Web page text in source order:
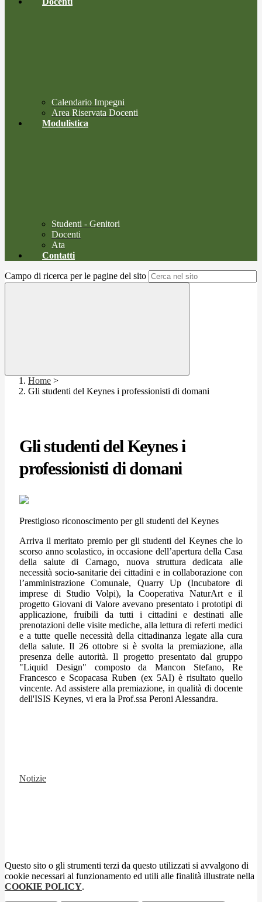
Calendario Impegni
Area Riservata Docenti
Modulistica
Studenti - Genitori
Docenti
Ata
Contatti
Campo di ricerca per le pagine del sito
Home >
Gli studenti del Keynes i professionisti di domani
Gli studenti del Keynes i
professionisti di domani
Prestigioso riconoscimento per gli studenti del Keynes
Arriva il meritato premio per gli studenti del Keynes che lo
scorso anno scolastico, in occasione dell’apertura della Casa
della salute di Carnago, nuova struttura dedicata alle
necessità socio-sanitarie dei cittadini e in collaborazione con
l’amministrazione Comunale, Quarry Up (Incubatore di
imprese di Studio Volpi), la Cooperativa NaturArt e il
progetto Giovani di Valore avevano presentato i prototipi di
applicazione, fruibili da tutti i cittadini e destinati alle
prenotazioni delle visite mediche, alla lettura di referti medici
e a tutte quelle necessità della cittadinanza legate alla cura
della salute. Il 26 ottobre si è svolta la premiazione, alla
presenza delle autorità. Il progetto presentato dal gruppo
"Liquid Design" composto da Mancon Stefano, Re
Francesco e Scopacasa Ruben (ex 5AI) è risultato quello
vincente. Ad assistere alla premiazione, in qualità di docente
dell'ISIS Keynes, vi era la Prof.ssa Peroni Alessandra.
Notizie
Questo sito o gli strumenti terzi da questo utilizzati si avvalgono di
cookie necessari al funzionamento ed utili alle finalità illustrate nella
COOKIE POLICY.